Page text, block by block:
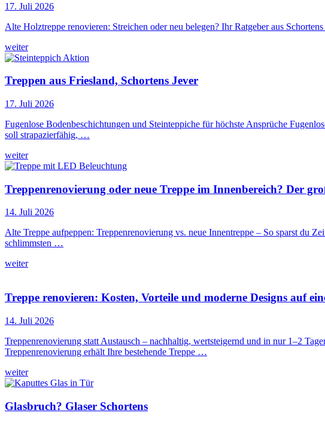
17. Juli 2026
Alte Holztreppe renovieren: Streichen oder neu belegen? Ihr Ratgeber aus
weiter
Treppen aus Friesland, Schortens Jever
17. Juli 2026
Fugenlose Bodenbeschichtungen und Steinteppiche für höchste Ansprüche
soll strapazierfähig, …
weiter
Treppenrenovierung oder neue Treppe im Innenbereich? Der
14. Juli 2026
Alte Treppe aufpeppen: Treppenrenovierung vs. neue Innentreppe – So sparst du
schlimmsten …
weiter
Treppe renovieren: Kosten, Vorteile und moderne Designs auf
14. Juli 2026
Treppenrenovierung statt Austausch – nachhaltig, wertsteigernd und in nur 1–2
Treppenrenovierung erhält Ihre bestehende Treppe …
weiter
Glasbruch? Glaser Schortens